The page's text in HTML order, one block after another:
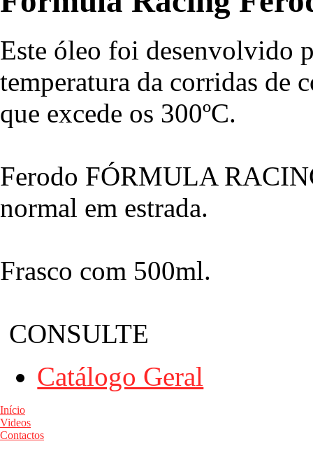
Este óleo foi desenvolvido
temperatura da corridas de
que excede os 300ºC.
Ferodo FÓRMULA
normal em estrada.
Frasco com 500ml.
CONSULTE
Catálogo Geral
Início
Videos
Contactos